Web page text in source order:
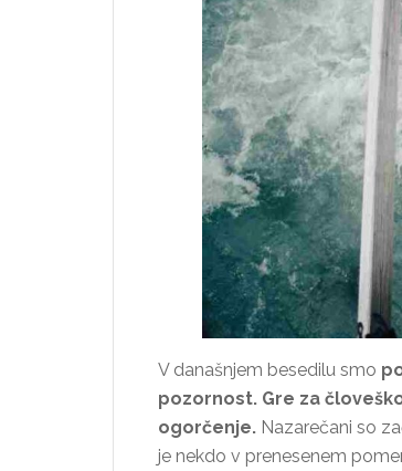
V današnjem besedilu smo
pozornost. Gre za
ogorčenje. Nazarečani so
je nekdo v prenesenem